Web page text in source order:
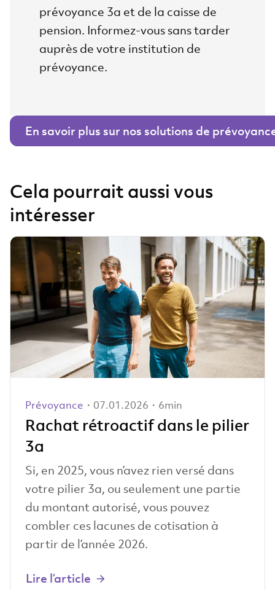
prévoyance 3a et de la caisse de
pension. Informez-vous sans tarder
auprès de votre institution de
prévoyance.
En savoir plus sur nos solutions de
Cela pourrait aussi vous
intéresser
Prévoyance ・07.01.2026・6min
Rachat rétroactif dans le pilier
3a
Si, en 2025, vous n’avez rien versé dans
votre pilier 3a, ou seulement une partie
du montant autorisé, vous pouvez
combler ces lacunes de cotisation à
partir de l’année 2026.
Lire l’article